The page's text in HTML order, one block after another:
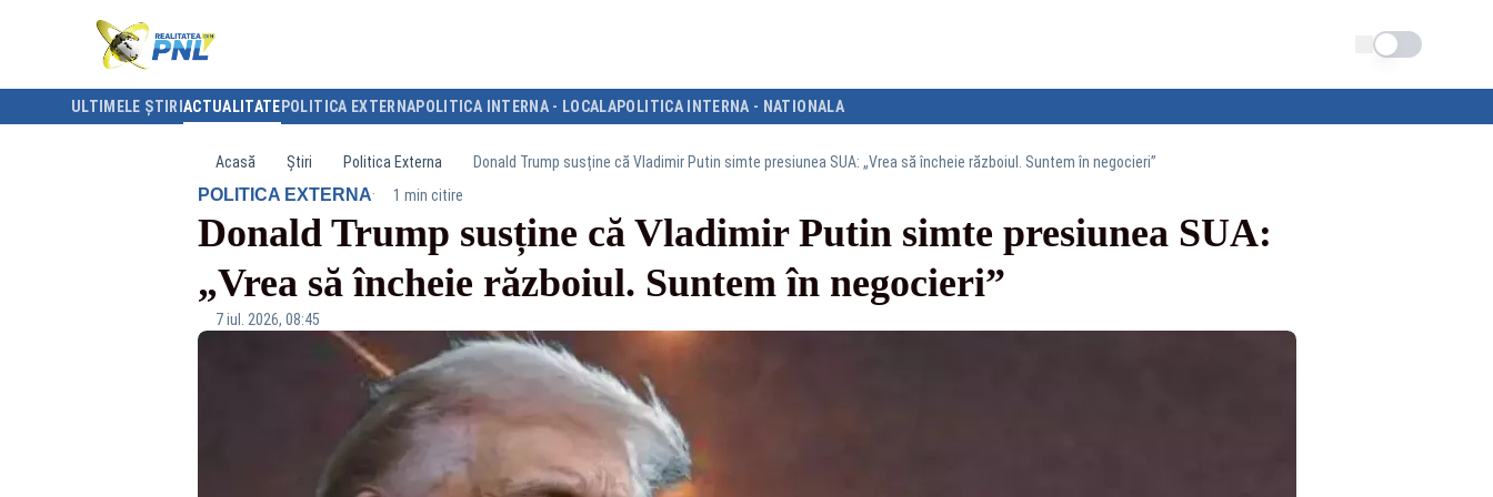
Schimba tema
ULTIMELE ȘTIRI ACTUALITATE POLITICA EXTERNAPOLITICA INTERNA - LOCALAPOLITICA INTERNA - NATIONALA
Acasă Știri Politica Externa Donald Trump susține că Vladimir Putin simte presiunea SUA: „Vrea să încheie războiul. Suntem în negocieri”
POLITICA EXTERNA· 1 min citire
Donald Trump susține că Vladimir Putin simte presiunea SUA:
„Vrea să încheie războiul. Suntem în negocieri”
7 iul. 2026, 08:45